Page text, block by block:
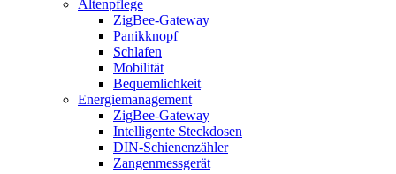
Altenpflege
ZigBee-Gateway
Panikknopf
Schlafen
Mobilität
Bequemlichkeit
Energiemanagement
ZigBee-Gateway
Intelligente Steckdosen
DIN-Schienenzähler
Zangenmessgerät